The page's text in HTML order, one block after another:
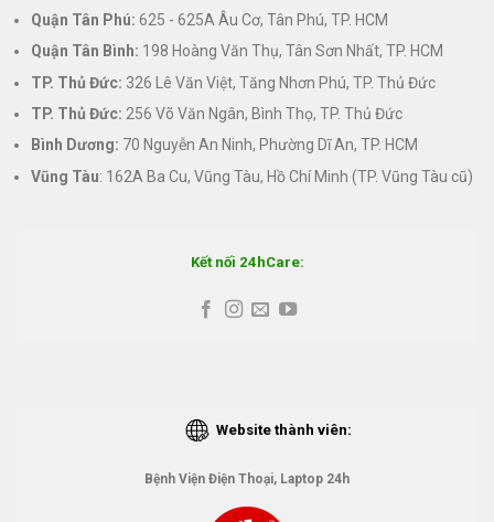
Quận Tân Phú: 625 - 625A Âu Cơ, Tân Phú, TP. HCM
Quận Tân Bình: 198 Hoàng Văn Thụ, Tân Sơn Nhất, TP. HCM
TP. Thủ Đức: 326 Lê Văn Việt, Tăng Nhơn Phú, TP. Thủ Đức
TP. Thủ Đức: 256 Võ Văn Ngân, Bình Thọ, TP. Thủ Đức
Bình Dương: 70 Nguyễn An Ninh, Phường Dĩ An, TP. HCM
Vũng Tàu: 162A Ba Cu, Vũng Tàu, Hồ Chí Minh (TP. Vũng Tàu cũ)
Kết nối 24hCare:
Website thành viên:
Bệnh Viện Điện Thoại, Laptop 24h